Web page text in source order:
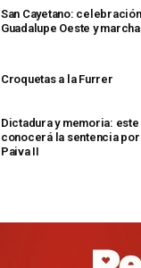
San Cayetano:
Guadalupe Oeste y
Croquetas a la Furrer
Dictadura y memoria:
conocerá la sentencia por
Paiva II